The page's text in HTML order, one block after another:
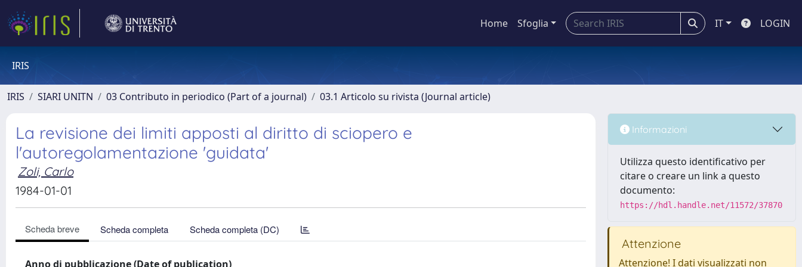
Home Sfoglia IT LOGIN
IRIS
IRIS SIARI UNITN 03 Contributo in periodico (Part of a journal) 03.1 Articolo su rivista (Journal article)
La revisione dei limiti apposti al diritto di sciopero e
l'autoregolamentazione 'guidata'
Zoli, Carlo
1984-01-01
Scheda breve Scheda completa Scheda completa (DC)
Anno di pubblicazione (Date of publication)
Informazioni
Utilizza questo identificativo per
citare o creare un link a questo
documento:
https://hdl.handle.net/11572/37870
Attenzione
Attenzione! I dati visualizzati non